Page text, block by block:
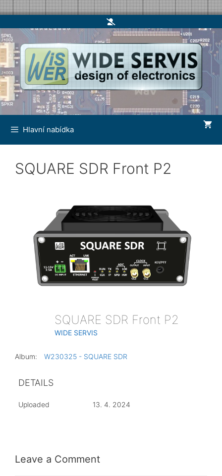
to
content
Hlavní nabídka
SQUARE SDR Front P2
SQUARE SDR Front P2
WIDE SERVIS
Album: W230325 - SQUARE SDR
DETAILS
Uploaded 13. 4. 2024
Leave a Comment